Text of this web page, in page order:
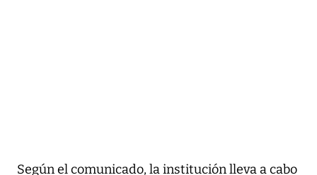
Según el comunicado, la institución lleva a cabo